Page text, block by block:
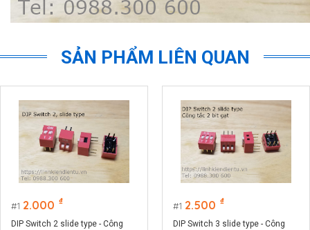
SẢN PHẨM LIÊN QUAN
1 2.000 ₫
DIP Switch 2 slide type - Công
1 2.500 ₫
DIP Switch 3 slide type - Công